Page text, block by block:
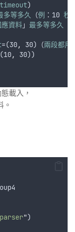
)
多等多久 （例 ：10 秒
資料 」 最多等多久
=(30, 30)（兩段都用
,
30))
載入，
。
")